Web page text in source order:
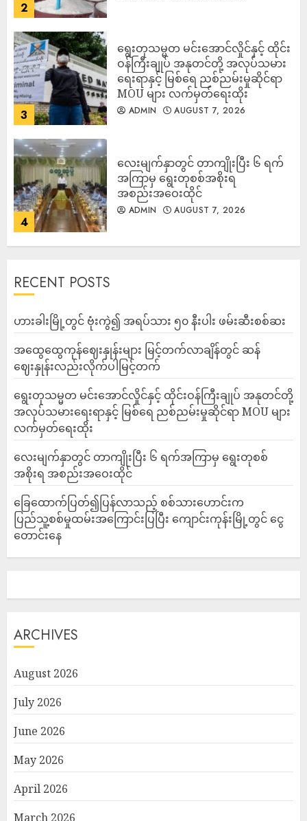
2
3
ရွေးတုသမ္မတ မင်းအောင်လှိုင်နှင့် ထိုင်း
ဝန်ကြီးချုပ် အနုတင်တို့ အလုပ်သမား
ရေးရာနှင့် မြစ်ရေ ညစ်ညမ်းမှုဆိုင်ရာ
MOU များ လက်မှတ်ရေးထိုး
ADMIN AUGUST 7, 2026
4
လေးမျက်နှာတွင် တာကျိုးပြီး ၆ ရက်
အကြာမှ ရွေးတုစစ်အစိုးရ
အစည်းအဝေးထိုင်
ADMIN AUGUST 7, 2026
RECENT POSTS
ဟားခါးမြို့တွင် ဗုံးကွဲ၍ အရပ်သား ၅၀ နီးပါး ဖမ်းဆီးစစ်ဆး
အထွေထွေကုန်ဈေးနှုန်းများ မြင့်တက်လာချိန်တွင် ဆန်
ဈေးနှုန်းလည်းလိုက်ပါမြင့်တက်
ရွေးတုသမ္မတ မင်းအောင်လှိုင်နှင့် ထိုင်းဝန်ကြီးချုပ် အနုတင်တို့
အလုပ်သမားရေးရာနှင့် မြစ်ရေ ညစ်ညမ်းမှုဆိုင်ရာ MOU များ
လက်မှတ်ရေးထိုး
လေးမျက်နှာတွင် တာကျိုးပြီး ၆ ရက်အကြာမှ ရွေးတုစစ်
အစိုးရ အစည်းအဝေးထိုင်
ခြေထောက်ပြတ်၍ပြန်လာသည့် စစ်သားဟောင်းက
ပြည်သူ့စစ်မှုထမ်းအကြောင်းပြပြီး ကျောင်းကုန်းမြို့တွင် ငွေ
တောင်းနေ
ARCHIVES
August 2026
July 2026
June 2026
May 2026
April 2026
March 2026